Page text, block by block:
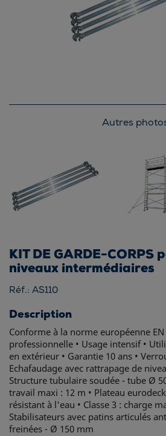
Autres
KIT DE GARDE-CORPS
niveaux intermédiaires
Réf.: AS110
Description
Conforme à la norme européenne EN
professionnelle • Usage intensif •
en extérieur • Garantie 10 ans •
Echafaudage avec rattrapage de
Structure tubulaire soudée - tube Ø
travail maxi : 12 m • Plateau
résistant à l'eau • Classe 3 : charge
Stabilisateurs avec patins articulés
freinées - Ø 150 mm